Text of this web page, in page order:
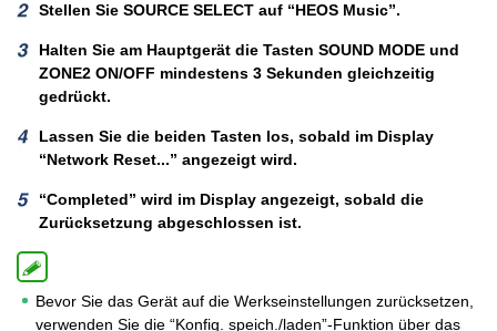
Stellen Sie SOURCE SELECT auf “HEOS Music”.
Halten Sie am Hauptgerät die Tasten SOUND MODE und
ZONE2 ON/OFF mindestens 3 Sekunden gleichzeitig
gedrückt.
Lassen Sie die beiden Tasten los, sobald im Display
“Network Reset...” angezeigt wird.
“Completed” wird im Display angezeigt, sobald die
Zurücksetzung abgeschlossen ist.
Bevor Sie das Gerät auf die Werkseinstellungen zurücksetzen,
verwenden Sie die “Konfig. speich./laden”-Funktion über das